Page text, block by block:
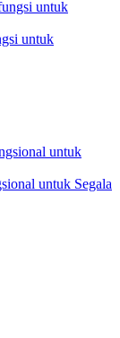
untuk
untuk Segala